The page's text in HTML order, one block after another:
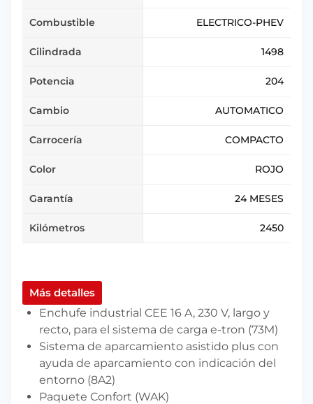
Combustible ELECTRICO-PHEV
Cilindrada 1498
Potencia 204
Cambio AUTOMATICO
Carrocería COMPACTO
Color ROJO
Garantía 24 MESES
Kilómetros 2450
Más detalles
Enchufe industrial CEE 16 A, 230 V, largo y
recto, para el sistema de carga e-tron (73M)
Sistema de aparcamiento asistido plus con
ayuda de aparcamiento con indicación del
entorno (8A2)
Paquete Confort (WAK)